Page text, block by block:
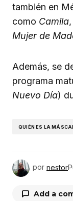
también en
como Camila
Mujer de
Además, se
programa
Nuevo Día)
QUIÉN ES LA
por nestor
Add a